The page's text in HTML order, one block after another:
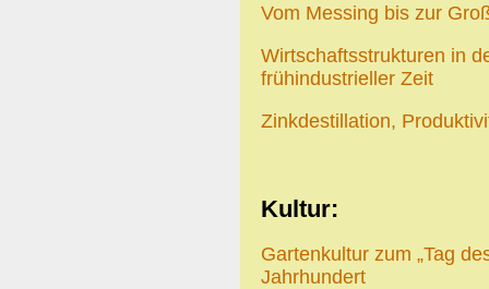
Vom Messing bis zur
Wirtschaftsstrukturen in
frühindustrieller Zeit
Zinkdestillation,
Kultur:
Gartenkultur zum „Tag
Jahrhundert